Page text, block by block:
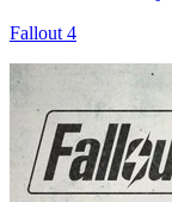
Fallout 4